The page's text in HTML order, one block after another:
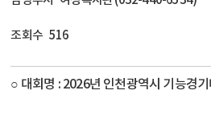
조회수 516
○ 대회명 : 2026년 인천광역시 기능경기